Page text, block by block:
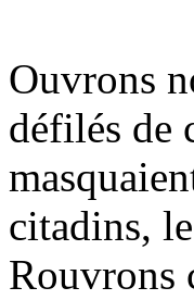
Ouvrons
défilés de
citadins,
Rouvrons